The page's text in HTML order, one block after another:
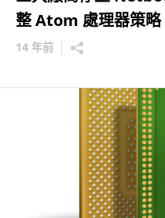
整 Atom 處理器策略
14 年前